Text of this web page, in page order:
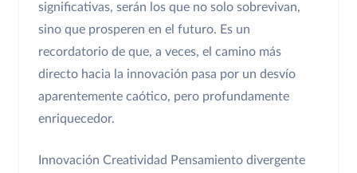
significativas, serán los que no solo sobrevivan,
sino que prosperen en el futuro. Es un
recordatorio de que, a veces, el camino más
directo hacia la innovación pasa por un desvío
aparentemente caótico, pero profundamente
enriquecedor.
Innovación Creatividad Pensamiento divergente